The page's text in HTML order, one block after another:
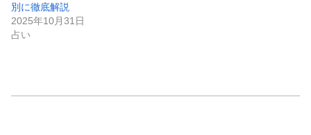
別に徹底解説
2025年10月31日
占い